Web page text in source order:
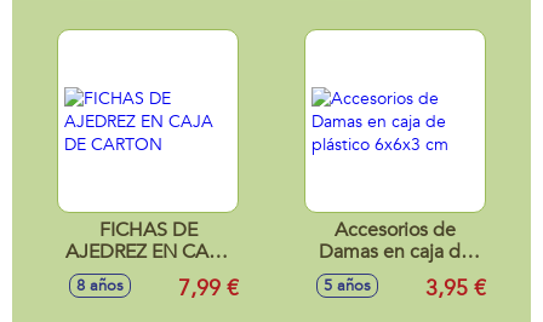
FICHAS DE
AJEDREZ EN CAJA
DE CARTON
8 años 7,99 €
Accesorios de
Damas en caja de
plástico 6x6x3 cm
5 años 3,95 €